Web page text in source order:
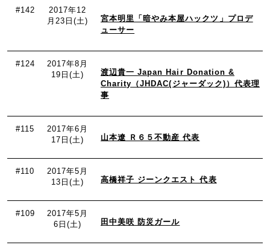
#142
2017年12
月23日(土)
宮本明里「暗やみ本屋ハックツ」プロデ
ューサー
#124
2017年8月
19日(土)
渡辺貴一 Japan Hair Donation &
Charity（JHDAC(ジャーダック)）代表理
事
#115
2017年6月
17日(土)
山本遼 Ｒ６５不動産 代表
#110
2017年5月
13日(土)
高橋祥子 ジーンクエスト 代表
#109
2017年5月
6日(土)
田中美咲 防災ガール